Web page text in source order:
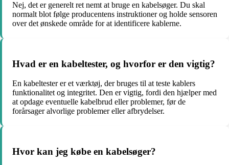
Nej, det er generelt ret nemt at bruge en kabelsøger. Du skal
normalt blot følge producentens instruktioner og holde sensoren
over det ønskede område for at identificere kablerne.
Hvad er en kabeltester, og hvorfor er den vigtig?
En kabeltester er et værktøj, der bruges til at teste kablers
funktionalitet og integritet. Den er vigtig, fordi den hjælper med
at opdage eventuelle kabelbrud eller problemer, før de
forårsager alvorlige problemer eller afbrydelser.
Hvor kan jeg købe en kabelsøger?